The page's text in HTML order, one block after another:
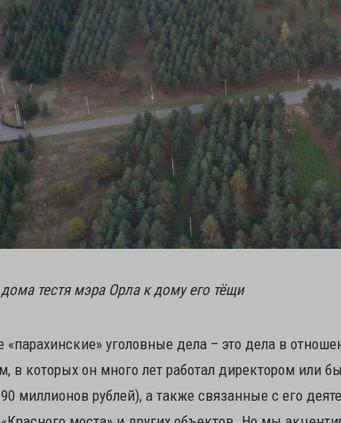
тестя мэра Орла к дому его тёщи
«парахинские» уголовные дела – это дела в
в которых он много лет работал директором или
миллионов рублей), а также связанные с его